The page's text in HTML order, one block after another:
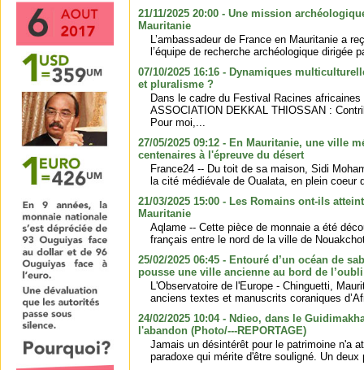
21/11/2025 20:00 - Une mission
Mauritanie
L’ambassadeur de France en Mauritanie a
l’équipe de recherche archéologique dirigée
07/10/2025 16:16 - Dynamiques
et pluralisme ?
Dans le cadre du Festival Racines
ASSOCIATION DEKKAL THIOSSAN :
Pour moi,...
27/05/2025 09:12 - En Mauritanie, une ville
centenaires à l'épreuve du désert
France24 -- Du toit de sa maison, Sidi
la cité médiévale de Oualata, en plein coeur
21/03/2025 15:00 - Les Romains ont-ils
Mauritanie
Aqlame -- Cette pièce de monnaie a été
français entre le nord de la ville de
25/02/2025 06:45 - Entouré d’un océan de
pousse une ville ancienne au bord de l’oubli
L'Observatoire de l'Europe - Chinguetti,
anciens textes et manuscrits coraniques
24/02/2025 10:04 - Ndieo, dans le
l'abandon (Photo/---REPORTAGE)
Jamais un désintérêt pour le patrimoine n'a
paradoxe qui mérite d'être souligné. Un